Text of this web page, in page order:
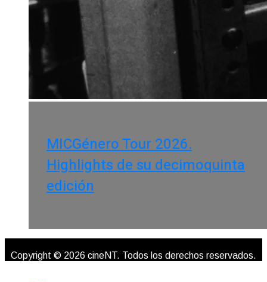
MICGénero Tour 2026.
Highlights de su decimoquinta
edición
Copyright © 2026 cineNT. Todos los derechos reservados.